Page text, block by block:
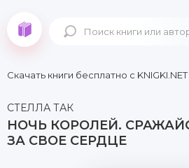
Скачать книги бесплатно c KNIGKI.NET
СТЕЛЛА ТАК
НОЧЬ КОРОЛЕЙ.
ЗА СВОЕ СЕРДЦЕ